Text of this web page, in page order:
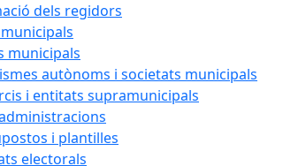
dels regidors
municipals
autònoms i societats municipals
i entitats supramunicipals
i plantilles
electorals